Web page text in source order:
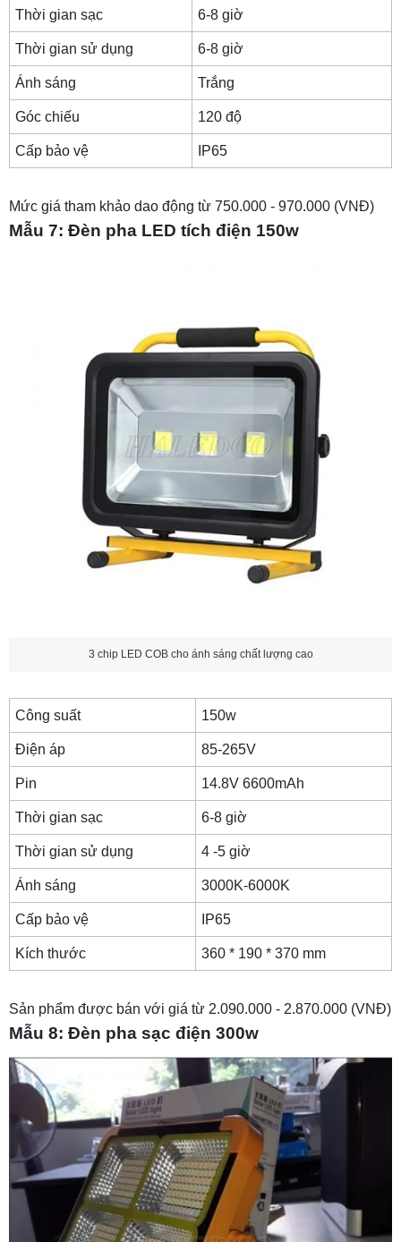
Thời gian sạc 6-8 giờ
Thời gian sử dụng 6-8 giờ
Ánh sáng Trắng
Góc chiếu 120 độ
Cấp bảo vệ IP65
Mức giá tham khảo dao động từ 750.000 - 970.000 (VNĐ)
Mẫu 7: Đèn pha LED tích điện 150w
3 chip LED COB cho ánh sáng chất lượng cao
Công suất 150w
Điện áp 85-265V
Pin 14.8V 6600mAh
Thời gian sạc 6-8 giờ
Thời gian sử dụng 4 -5 giờ
Ánh sáng 3000K-6000K
Cấp bảo vệ IP65
Kích thước 360 * 190 * 370 mm
Sản phẩm được bán với giá từ 2.090.000 - 2.870.000 (VNĐ)
Mẫu 8: Đèn pha sạc điện 300w